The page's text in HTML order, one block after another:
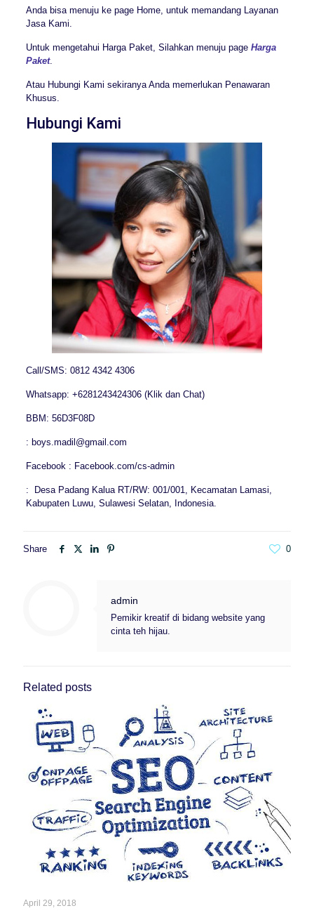
Anda bisa menuju ke page Home, untuk memandang Layanan
Jasa Kami.
Untuk mengetahui Harga Paket, Silahkan menuju page Harga
Paket.
Atau Hubungi Kami sekiranya Anda memerlukan Penawaran
Khusus.
Hubungi Kami
Call/SMS: 0812 4342 4306
Whatsapp: +6281243424306 (Klik dan Chat)
BBM: 56D3F08D
: boys.madil@gmail.com
Facebook : Facebook.com/cs-admin
: Desa Padang Kalua RT/RW: 001/001, Kecamatan Lamasi,
Kabupaten Luwu, Sulawesi Selatan, Indonesia.
Share 0
admin
Pemikir kreatif di bidang website yang
cinta teh hijau.
Related posts
April 29, 2018